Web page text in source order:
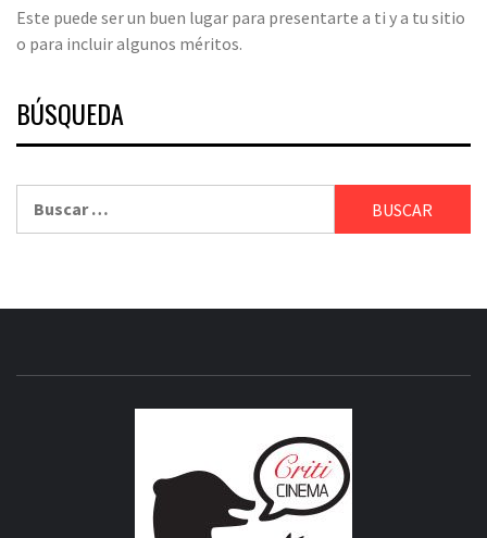
Este puede ser un buen lugar para presentarte a ti y a tu sitio
o para incluir algunos méritos.
BÚSQUEDA